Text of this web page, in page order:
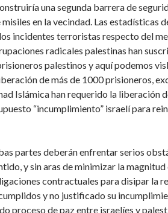
una segunda barrera de
en la vecindad. Las
incidentes terroristas respecto del
radicales palestinas han
palestinos y aquí podemos
de más de 1000 prisioneros,
Islámica han requerido la liberación
“incumplimiento” israelí para
partes deberán enfrentar serios
y sin aras de minimizar la
contractuales para disipar la
y no justificado su
proceso de paz entre israelíes y